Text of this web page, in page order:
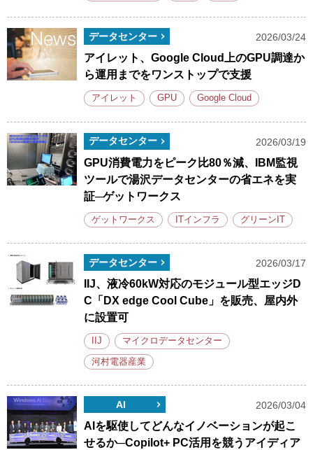
データセンター 2026/03/24
アイレット、Google Cloud上のGPU調達か
ら運用までをワンストップで支援
アイレット GPU Google Cloud
データセンター 2026/03/19
GPU消費電力をピーク比80％減、IBM監視
ツールで湯沢データセンターの省エネを実
証─ゲットワークス
ゲットワークス ITインフラ グリーンIT
データセンター 2026/03/17
IIJ、液冷60kW対応のモジュール型エッジD
C「DX edge Cool Cube」を販売、屋内外
に設置可
IIJ マイクロデータセンター
河村電器産業
AI 2026/03/04
AIを駆使してどんなイノベーションが起こ
せるか─Copilot+ PC活用を競うアイディア